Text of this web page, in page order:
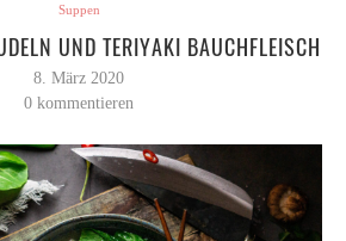
Suppen
UND TERIYAKI BAUCHFLEISCH
8. März 2020
0 kommentieren